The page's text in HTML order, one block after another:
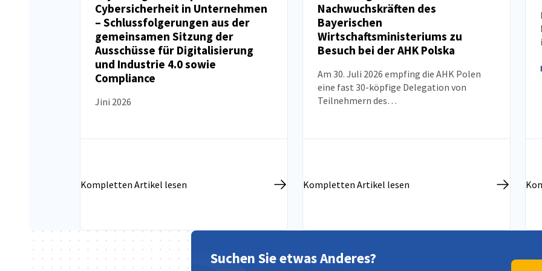
NEUIGKEITEN
Cybersicherheit in Unternehmen
– Schlussfolgerungen aus der
gemeinsamen Sitzung der
Ausschüsse für Digitalisierung
und Industrie 4.0 sowie
Compliance
Jini 2026
Kompletten Artikel lesen
NEUIGKEITEN
Nachwuchskräften des
Bayerischen
Wirtschaftsministeriums zu
Besuch bei der AHK Polska
Am 30. Juli 2026 empfing die AHK Polen
eine fast 30-köpfige Delegation von
Teilnehmern des
des Besuchs war es, das Wissen über die
aktuellen Stand der deutsch-polnischen
Wirtschaftsbeziehungen zu vertiefen.
Kompletten Artikel lesen
Suchen Sie etwas Anderes?